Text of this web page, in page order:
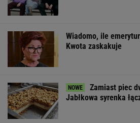
Wiadomo, ile
Kwota zaskakuje
Zamiast piec
Jabłkowa syrenka